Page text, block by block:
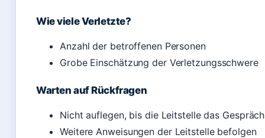
Wie viele Verletzte?
Anzahl der betroffenen Personen
Grobe Einschätzung der Verletzungsschwere
Warten auf Rückfragen
Nicht auflegen, bis die Leitstelle das
Weitere Anweisungen der Leitstelle befolgen